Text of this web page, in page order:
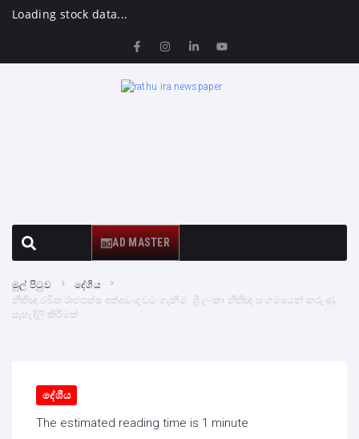
Loading stock data...
AD MASTER
මුල් පිටුව
දේශීය
නීතිඥ රඛිත රාජපක්ෂ අත්අඩංගුවට ගැනීම: ශ්‍රී ලංකා නීතිඥ සංගමයෙන් කරුණු
පැහැදිලි කිරීමක්
දේශීය
The estimated reading time is 1 minute